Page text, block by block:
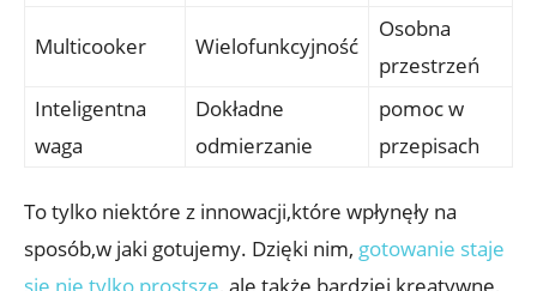
Multicooker Wielofunkcyjność
Osobna
przestrzeń
Inteligentna
waga
Dokładne
odmierzanie
pomoc w
przepisach
To tylko niektóre z innowacji,które wpłynęły na
sposób,w jaki gotujemy. Dzięki nim, gotowanie staje